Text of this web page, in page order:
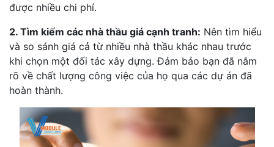
được nhiều chi phí.
2. Tìm kiếm các nhà thầu giá cạnh tranh: Nên tìm hiểu
và so sánh giá cả từ nhiều nhà thầu khác nhau trước
khi chọn một đối tác xây dựng. Đảm bảo bạn đã nắm
rõ về chất lượng công việc của họ qua các dự án đã
hoàn thành.